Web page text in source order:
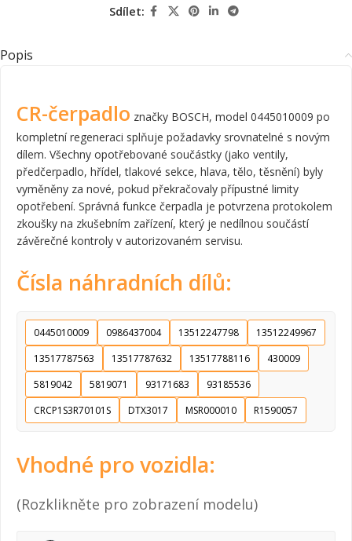
Sdílet:
Popis
CR-čerpadlo značky BOSCH, model 0445010009 po
kompletní regeneraci splňuje požadavky srovnatelné s novým
dílem. Všechny opotřebované součástky (jako ventily,
předčerpadlo, hřídel, tlakové sekce, hlava, tělo, těsnění) byly
vyměněny za nové, pokud překračovaly přípustné limity
opotřebení. Správná funkce čerpadla je potvrzena protokolem
zkoušky na zkušebním zařízení, který je nedílnou součástí
závěrečné kontroly v autorizovaném servisu.
Čísla náhradních dílů:
0445010009 0986437004 13512247798
13512249967
13517787563
13517787632 13517788116
430009
5819042
5819071 93171683
93185536
CRCP1S3R70101S
DTX3017 MSR000010 R1590057
Vhodné pro vozidla:
(Rozklikněte pro zobrazení modelu)